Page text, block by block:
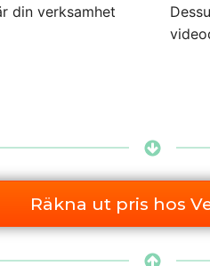
din verksamhet
Räkna ut pris hos